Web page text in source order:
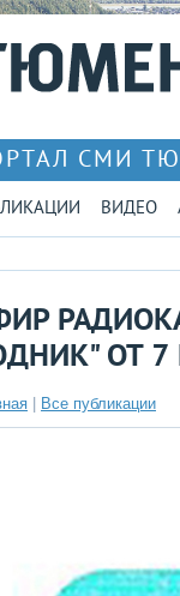
СМИ
ВИДЕО
ОТ
Все публикации